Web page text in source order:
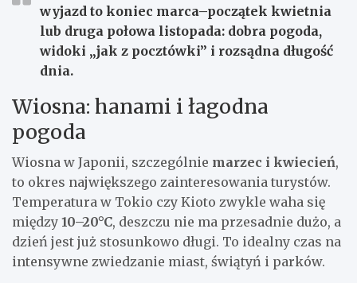
wyjazd to koniec marca–początek kwietnia
lub druga połowa listopada: dobra pogoda,
widoki „jak z pocztówki” i rozsądna długość
dnia.
Wiosna: hanami i łagodna
pogoda
Wiosna w Japonii, szczególnie marzec i kwiecień,
to okres największego zainteresowania turystów.
Temperatura w Tokio czy Kioto zwykle waha się
między 10–20°C, deszczu nie ma przesadnie dużo, a
dzień jest już stosunkowo długi. To idealny czas na
intensywne zwiedzanie miast, świątyń i parków.